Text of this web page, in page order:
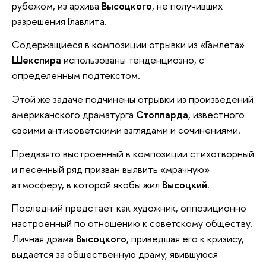
рубежом, из архива Высоцкого, не получивших
разрешения Главлита.
Содержащиеся в композиции отрывки из «Гамлета»
Шекспира использованы тенденциозно, с
определенным подтекстом.
Этой же задаче подчинены отрывки из произведений
американского драматурга Стоппарда, известного
своими антисоветскими взглядами и сочинениями.
Предвзято выстроенный в композиции стихотворный
и песенный ряд призван выявить «мрачную»
атмосферу, в которой якобы жил Высоцкий.
Последний предстает как художник, оппозиционно
настроенный по отношению к советскому обществу.
Личная драма Высоцкого, приведшая его к кризису,
выдается за общественную драму, явившуюся